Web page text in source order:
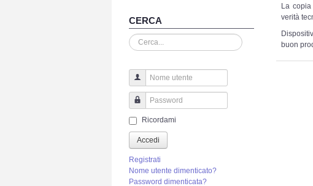
CERCA
Cerca...
Nome utente
Password
Ricordami
Accedi
Registrati
Nome utente dimenticato?
Password dimenticata?
La
verità
buon